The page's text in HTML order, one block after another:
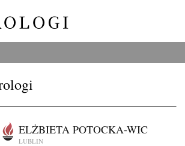
ELŻBIETA POTOCKA-WIC
LUBLIN